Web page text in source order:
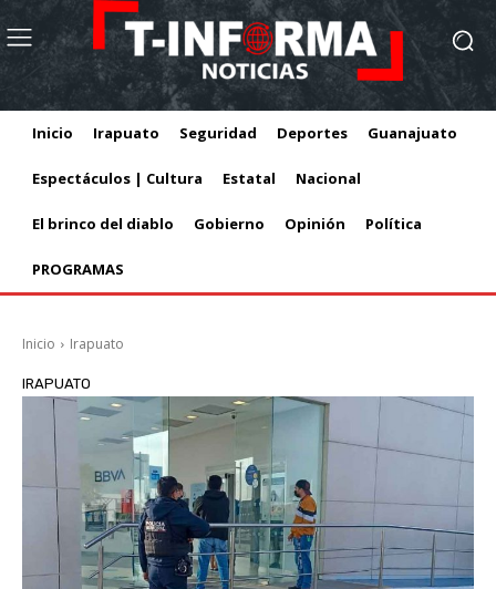
Inicio Irapuato Seguridad Deportes Guanajuato
Espectáculos | Cultura Estatal Nacional
El brinco del diablo Gobierno Opinión Política
PROGRAMAS
Inicio Irapuato
IRAPUATO